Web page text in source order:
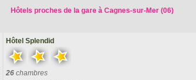
Hôtels proches de la gare à Cagnes-sur-Mer (06)
Hôtel Splendid
26 chambres